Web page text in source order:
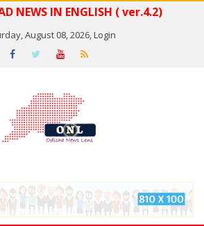
NEWS IN ENGLISH ( ver.4.2)
August 08, 2026,Login